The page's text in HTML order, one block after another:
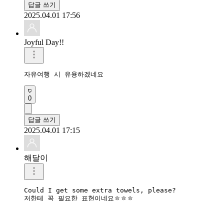
답글 쓰기
2025.04.01 17:56
Joyful Day!!
자유여행 시 유용하겠네요
0
답글 쓰기
2025.04.01 17:15
해달이
Could I get some extra towels, please?
저한테 꼭 필요한 표현이네요ㅎㅎㅎ